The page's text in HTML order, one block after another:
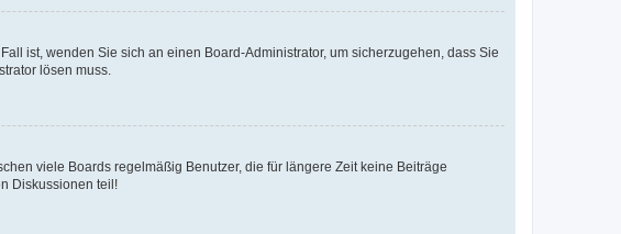
ist, wenden Sie sich an einen Board-Administrator, um sicherzugehen, dass Sie
lösen muss.
viele Boards regelmäßig Benutzer, die für längere Zeit keine Beiträge
Diskussionen teil!